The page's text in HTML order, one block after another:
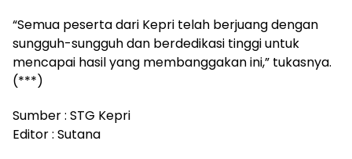
“Semua peserta dari Kepri telah berjuang dengan
sungguh-sungguh dan berdedikasi tinggi untuk
mencapai hasil yang membanggakan ini,” tukasnya.
(***)
Sumber : STG Kepri
Editor : Sutana